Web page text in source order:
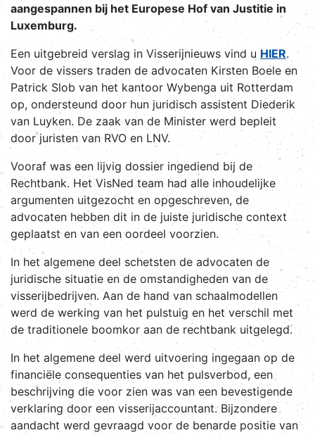
aangespannen bij het Europese Hof van Justitie in
Luxemburg.
Een uitgebreid verslag in Visserijnieuws vind u HIER.
Voor de vissers traden de advocaten Kirsten Boele en
Patrick Slob van het kantoor Wybenga uit Rotterdam
op, ondersteund door hun juridisch assistent Diederik
van Luyken. De zaak van de Minister werd bepleit
door juristen van RVO en LNV.
Vooraf was een lijvig dossier ingediend bij de
Rechtbank. Het VisNed team had alle inhoudelijke
argumenten uitgezocht en opgeschreven, de
advocaten hebben dit in de juiste juridische context
geplaatst en van een oordeel voorzien.
In het algemene deel schetsten de advocaten de
juridische situatie en de omstandigheden van de
visserijbedrijven. Aan de hand van schaalmodellen
werd de werking van het pulstuig en het verschil met
de traditionele boomkor aan de rechtbank uitgelegd.
In het algemene deel werd uitvoering ingegaan op de
financiële consequenties van het pulsverbod, een
beschrijving die voor zien was van een bevestigende
verklaring door een visserijaccountant. Bijzondere
aandacht werd gevraagd voor de benarde positie van